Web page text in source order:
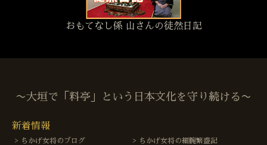
おもてなし係 山さんの徒然日記
〜大垣で「料亭」という日本文化を守り続ける〜
新着情報
ちかげ女将のブログ
ちかげ女将の細腕繁盛記